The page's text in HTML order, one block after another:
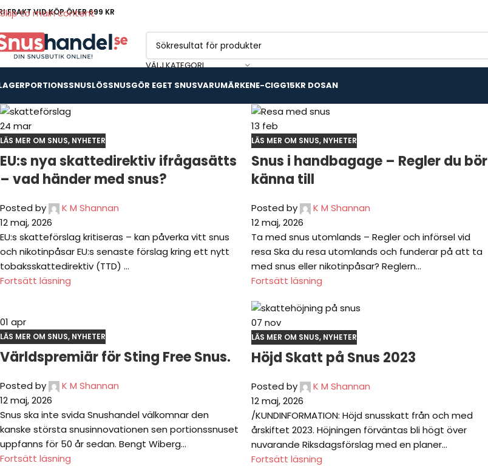
Skip to main content
FRAKT VID KÖP ÖVER 699 KR
VÄLJ KATEGORI
PORTIONSSNUSLÖSSNUSGÖR EGET SNUSVARUMÄRKENE-CIGG15KR DOSAN
24 mar
LÄS MER OM SNUS, NYHETER
EU:s nya skattedirektiv ifrågasätts
– vad händer med snus?
Posted by
K M Shannan
12 maj, 2026
EU:s skatteförslag kritiseras – kan påverka vitt snus
och nikotinpåsar EU:s senaste förslag kring ett nytt
tobaksskattedirektiv (TTD) ...
Fortsätt läsning
13 feb
LÄS MER OM SNUS, NYHETER
Snus i handbagage – Regler du bör
känna till
Posted by
K M Shannan
12 maj, 2026
Ta med snus utomlands – Regler och införsel vid
resa Ska du resa utomlands och funderar på att ta
med snus eller nikotinpåsar? Reglern...
Fortsätt läsning
01 apr
LÄS MER OM SNUS, NYHETER
Världspremiär för Sting Free Snus.
Posted by
K M Shannan
12 maj, 2026
Snus ska inte svida Snushandel välkomnar den
kanske största snusinnovationen sen portionssnuset
uppfanns för 50 år sedan. Bengt Wiberg...
Fortsätt läsning
07 nov
LÄS MER OM SNUS, NYHETER
Höjd Skatt på Snus 2023
Posted by
K M Shannan
12 maj, 2026
/KUNDINFORMATION: Höjd snusskatt från och med
årskiftet 2023. Höjningen förväntas bli högt över
nuvarande Riksdagsförslag med en planer...
Fortsätt läsning